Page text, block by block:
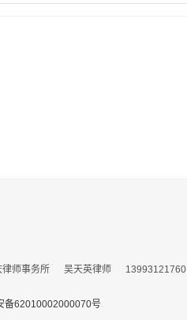
律师事务所 吴天英律师 13993121760
备62010002000070号